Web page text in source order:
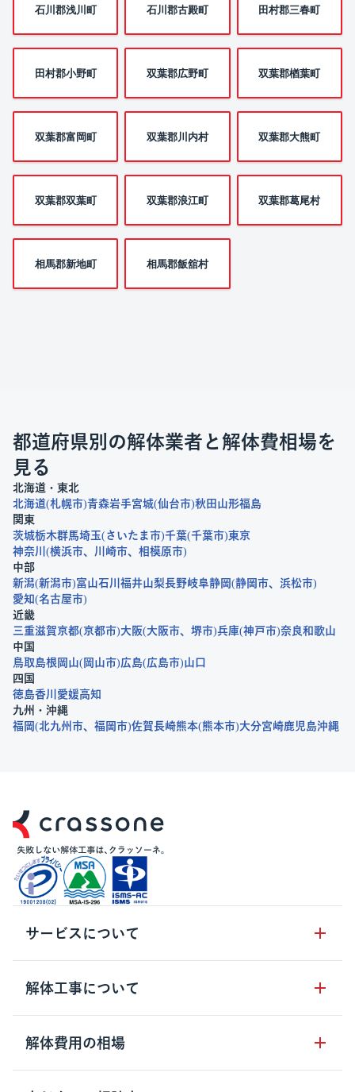
石川郡浅川町 石川郡古殿町 田村郡三春町
田村郡小野町 双葉郡広野町 双葉郡楢葉町
双葉郡富岡町 双葉郡川内村 双葉郡大熊町
双葉郡双葉町 双葉郡浪江町 双葉郡葛尾村
相馬郡新地町 相馬郡飯舘村
都道府県別の解体業者と解体費相場を
見る
北海道・東北
北海道 札幌市 青森岩手宮城 仙台市 秋田 山形福島
関東
茨城栃木群馬埼玉 さいたま市 千葉 千葉市 東京
神奈川
横浜市 川崎市
相模原市
中部
新潟 新潟市 富山石川 福井山梨長野岐阜静岡 静岡市
浜松市
愛知 名古屋市
近畿
三重滋賀京都 京都市 大阪 大阪市 堺市 兵庫 神戸市 奈良和歌山
中国
鳥取島根 岡山 岡山市 広島 広島市 山口
四国
徳島香川 愛媛高知
九州・沖縄
福岡
北九州市 福岡市 佐賀長崎熊本 熊本市 大分宮崎鹿児島沖縄
サービスについて
サービスの流れ
サービスのメリット
クラッソーネの自治体連携
解体工事について
解体工事の基礎知識
解体工事に関わる法律
解体費用の相場